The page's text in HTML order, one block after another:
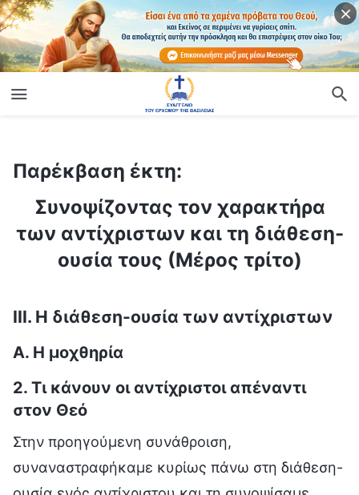
Παρέκβαση έκτη:
Παρέκβαση έκτη:
Συνοψίζοντας τον χαρακτήρα
των αντίχριστων και τη διάθεση-
ουσία τους (Μέρος τρίτο)
III. Η διάθεση-ουσία των αντίχριστων
Α. Η μοχθηρία
2. Τι κάνουν οι αντίχριστοι απέναντι
στον Θεό
Στην προηγούμενη συνάθροιση,
συναναστραφήκαμε κυρίως πάνω στη διάθεση-